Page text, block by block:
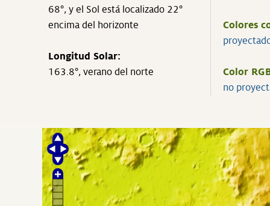
68°, y el Sol está localizado 22°
encima del horizonte
Longitud Solar:
163.8°, verano del norte
Colores
Color
no